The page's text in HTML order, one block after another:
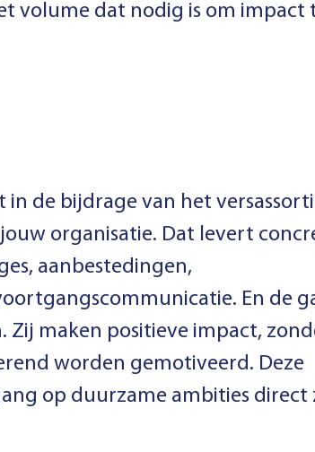
volume dat nodig is om impact
de bijdrage van het
organisatie. Dat levert
aanbestedingen,
En de
maken positieve impact,
worden gemotiveerd. Deze
op duurzame ambities direct